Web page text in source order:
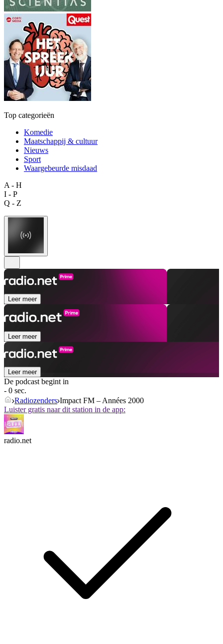
Top categorieën
Komedie
Maatschappij & cultuur
Nieuws
Sport
Waargebeurde misdaad
A - H
I - P
Q - Z
Leer meer
Leer meer
Leer meer
De podcast begint in
- 0 sec.
Radiozenders Impact FM – Années 2000
Luister gratis naar dit station in de app:
radio.net